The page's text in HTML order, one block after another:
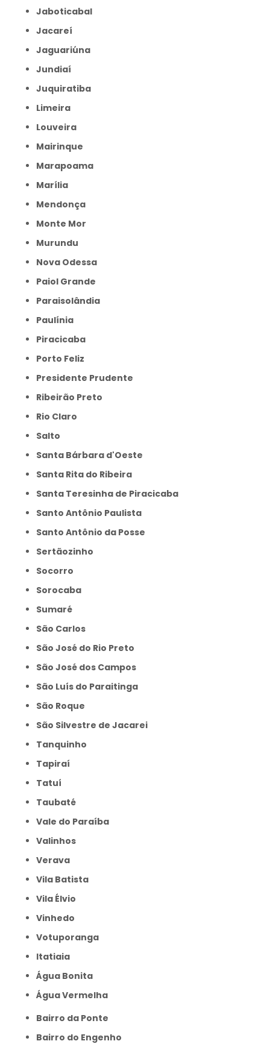
Jaboticabal
Jacareí
Jaguariúna
Jundiaí
Juquiratiba
Limeira
Louveira
Mairinque
Marapoama
Marília
Mendonça
Monte Mor
Murundu
Nova Odessa
Paiol Grande
Paraisolândia
Paulínia
Piracicaba
Porto Feliz
Presidente Prudente
Ribeirão Preto
Rio Claro
Salto
Santa Bárbara d'Oeste
Santa Rita do Ribeira
Santa Teresinha de Piracicaba
Santo Antônio Paulista
Santo Antônio da Posse
Sertãozinho
Socorro
Sorocaba
Sumaré
São Carlos
São José do Rio Preto
São José dos Campos
São Luís do Paraitinga
São Roque
São Silvestre de Jacarei
Tanquinho
Tapiraí
Tatuí
Taubaté
Vale do Paraíba
Valinhos
Verava
Vila Batista
Vila Élvio
Vinhedo
Votuporanga
itatiaia
Água Bonita
Água Vermelha
Bairro da Ponte
Bairro do Engenho